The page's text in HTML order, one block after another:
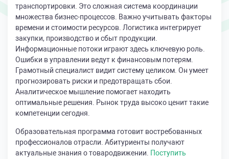
транспортировки. Это сложная система координации
множества бизнес-процессов. Важно учитывать факторы
времени и стоимости ресурсов. Логистика интегрирует
закупки, производство и сбыт продукции.
Информационные потоки играют здесь ключевую роль.
Ошибки в управлении ведут к финансовым потерям.
Грамотный специалист видит систему целиком. Он умеет
прогнозировать риски и предотвращать сбои.
Аналитическое мышление помогает находить
оптимальные решения. Рынок труда высоко ценит такие
компетенции сегодня.
Образовательная программа готовит востребованных
профессионалов отрасли. Абитуриенты получают
актуальные знания о товародвижении.
Поступить